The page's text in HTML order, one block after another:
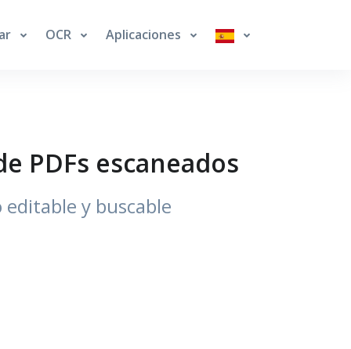
OCR Aplicaciones
PDFs escaneados
y buscable